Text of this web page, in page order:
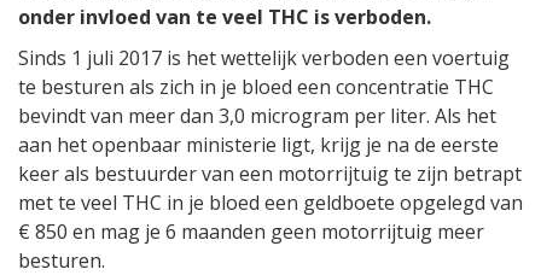
onder invloed van te veel THC is verboden.
Sinds 1 juli 2017 is het wettelijk verboden een voertuig
te besturen als zich in je bloed een concentratie THC
bevindt van meer dan 3,0 microgram per liter. Als het
aan het openbaar ministerie ligt, krijg je na de eerste
keer als bestuurder van een motorrijtuig te zijn betrapt
met te veel THC in je bloed een geldboete opgelegd van
€ 850 en mag je 6 maanden geen motorrijtuig meer
besturen.